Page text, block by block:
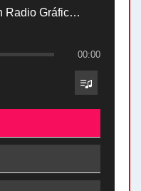
El Bucle News en Radio Gráfica. Bloque 2 . 28.04.24
00:00
El Bucle News en Radio Gráfica. Bloque 2 . 28.04.24 - Jorge Gres
El Bucle News en Radio Gráfica. Bloque 1 . 28.04.24 - Jorge Gres